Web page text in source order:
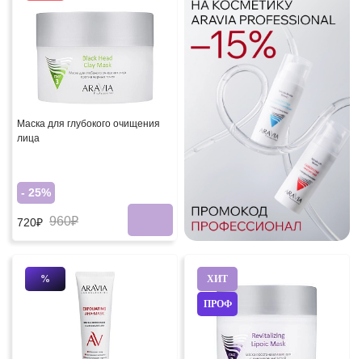
Маска для глубокого очищения
лица
- 25%
720₽ 960₽
% ХИТ
ПРОФ